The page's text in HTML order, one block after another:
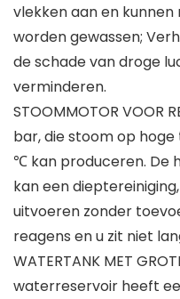
vlekken aan en
worden gewassen;
de schade van droge
verminderen.
STOOMMOTOR VOOR
bar, die stoom op
℃ kan produceren. De
kan een
uitvoeren zonder
reagens en u zit niet
WATERTANK MET
waterreservoir heeft